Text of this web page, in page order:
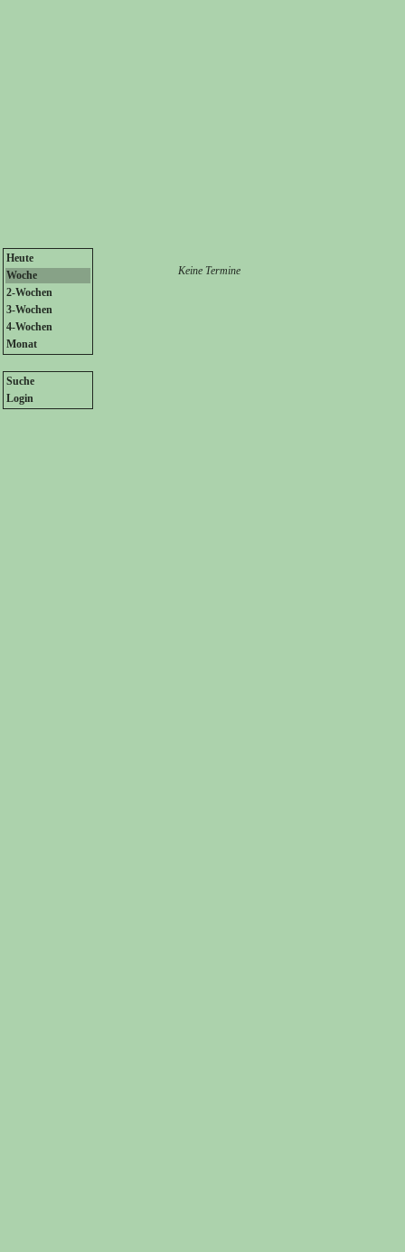
Heute
Woche
2-Wochen
3-Wochen
4-Wochen
Monat
Suche
Login
Keine Termine